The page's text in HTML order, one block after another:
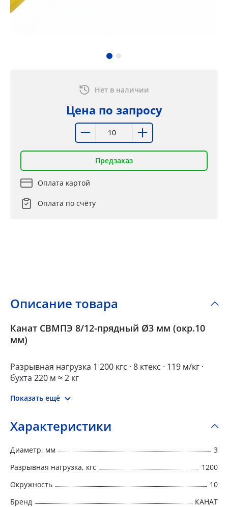
Нет в наличии
Цена по запросу
Предзаказ
Оплата картой
Оплата по счёту
Описание товара
Канат СВМПЭ 8/12-прядный Ø3 мм (окр.10
мм)
Разрывная нагрузка 1 200 кгс · 8 ктекс · 119 м/кг ·
бухта 220 м ≈ 2 кг
Применение: основные верёвки промальпа (EN
парапланов PG2.
Показать ещё
Характеристики
Диаметр, мм
3
Разрывная нагрузка, кгс
1200
Окружность
10
Бренд
КАНАТ